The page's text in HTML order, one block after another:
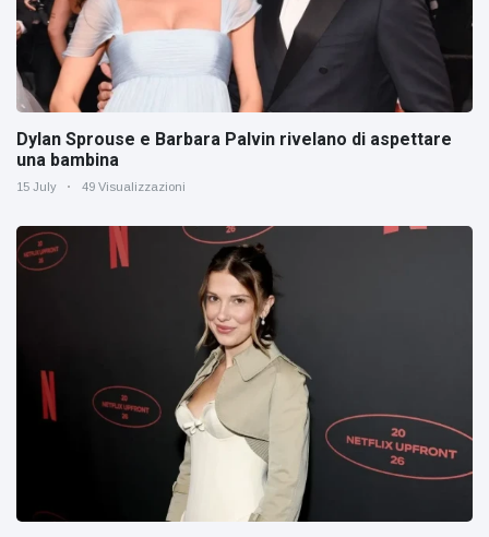
Dylan Sprouse e Barbara Palvin rivelano di aspettare
una bambina
15 July 49 Visualizzazioni